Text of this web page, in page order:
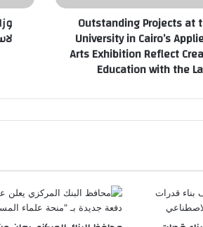
165 Outstanding Projects
University in Cairo’s
Arts Exhibition Reflect
Education with the
منظومة
الاتصال